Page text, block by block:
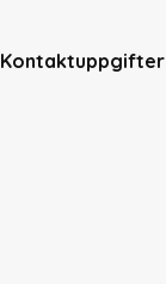
Kontaktuppgifter